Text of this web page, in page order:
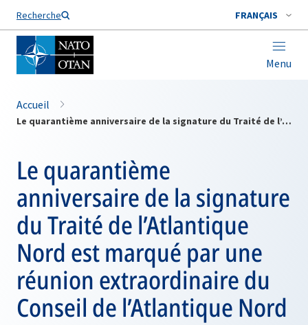
Recherche FRANÇAIS
Menu
Nom de famille*
Accueil
Le quarantième anniversaire de la signature du Traité de l’Atlantique Nord est marqué par une réunion extraordinaire du Conseil de l’Atlantique Nord
Le quarantième
anniversaire de la signature
du Traité de l’Atlantique
Nord est marqué par une
réunion extraordinaire du
Conseil de l’Atlantique Nord